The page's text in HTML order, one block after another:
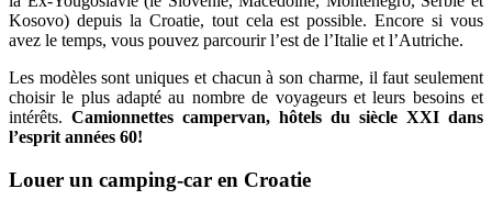
Kosovo) depuis la Croatie, tout cela est possible. Encore si vous
avez le temps, vous pouvez parcourir l’est de l’Italie et l’Autriche.
Les modèles sont uniques et chacun à son charme, il faut seulement
choisir le plus adapté au nombre de voyageurs et leurs besoins et
intérêts. Camionnettes campervan, hôtels du siècle XXI dans
l’esprit années 60!
Louer un camping-car en Croatie